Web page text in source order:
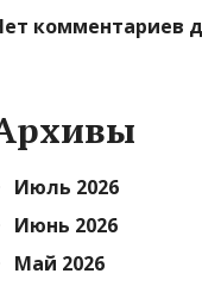
комментариев
Июль 2026
Июнь 2026
Май 2026